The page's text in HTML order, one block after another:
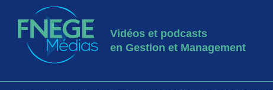
Vidéos et podcasts
en Gestion et Management